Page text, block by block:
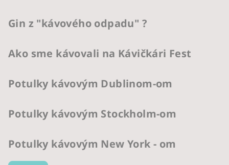
Gin z "kávového odpadu" ?
Ako sme kávovali na Kávičkári Fest
Potulky kávovým Dublinom-om
Potulky kávovým Stockholm-om
Potulky kávovým New York - om